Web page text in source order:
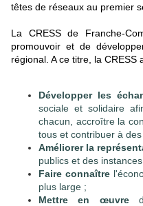
têtes de réseaux au premier
La CRESS de Franche-
promouvoir et de
régional. A ce titre, la
Développer les
sociale et solidaire
chacun, accroître la
tous et contribuer à
Améliorer la
publics et des
Faire connaître
plus large ;
Mettre en œuvre